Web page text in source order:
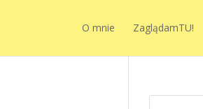
O mnie ZaglądamTU!